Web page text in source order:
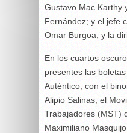
Gustavo Mac Karthy
Fernández; y el jefe
Omar Burgoa, y la
En los cuartos
presentes las
Auténtico, con el
Alipio Salinas; el
Trabajadores (MST)
Maximiliano